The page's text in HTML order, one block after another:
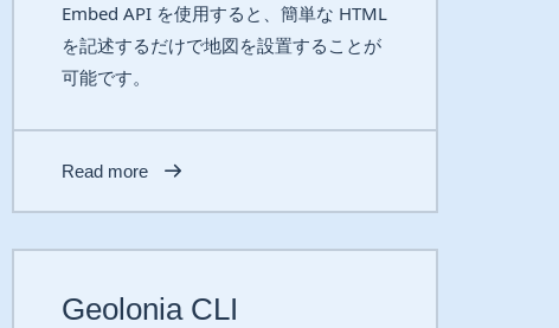
Embed API を使用すると、簡単な HTML
を記述するだけで地図を設置することが
可能です。
Read more
Geolonia CLI